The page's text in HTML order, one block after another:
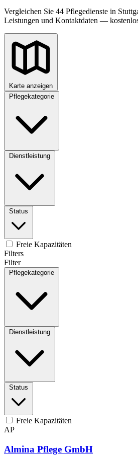
Vergleichen Sie 44 Pflegedienste in
Leistungen und Kontaktdaten —
Karte anzeigen
Pflegekategorie
Dienstleistung
Status
Freie Kapazitäten
Filters
Filter
Pflegekategorie
Dienstleistung
Status
Freie Kapazitäten
AP
Almina Pflege GmbH